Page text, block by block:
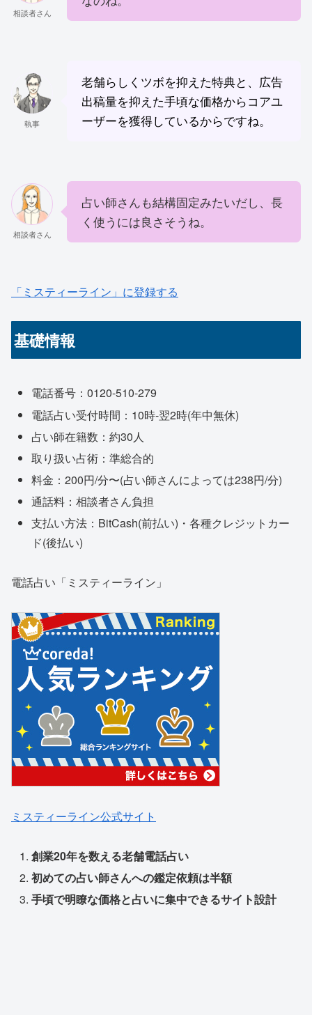
相談者さん
執事
老舗らしくツボを抑えた特典と、広告
出稿量を抑えた手頃な価格からコアユ
ーザーを獲得しているからですね。
相談者さん
占い師さんも結構固定みたいだし、長
く使うには良さそうね。
「ミスティーライン」に登録する
基礎情報
電話番号：0120-510-279
電話占い受付時間：10時-翌2時(年中無休)
占い師在籍数：約30人
取り扱い占術：準総合的
料金：200円/分〜(占い師さんによっては238円/分)
通話料：相談者さん負担
支払い方法：BitCash(前払い)・各種クレジットカー
ド(後払い)
電話占い「ミスティーライン」
ミスティーライン公式サイト
創業20年を数える老舗電話占い
初めての占い師さんへの鑑定依頼は半額
手頃で明瞭な価格と占いに集中できるサイト設計